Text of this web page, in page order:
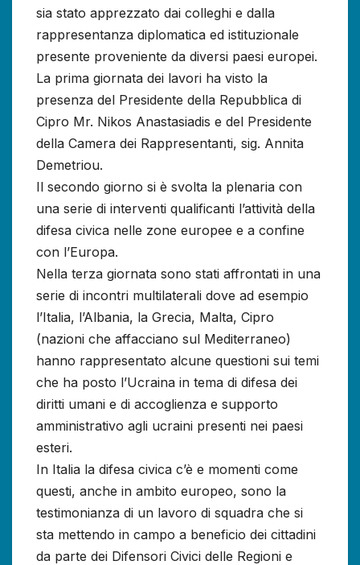
sia stato apprezzato dai colleghi e dalla
rappresentanza diplomatica ed istituzionale
presente proveniente da diversi paesi europei.
La prima giornata dei lavori ha visto la
presenza del Presidente della Repubblica di
Cipro Mr. Nikos Anastasiadis e del Presidente
della Camera dei Rappresentanti, sig. Annita
Demetriou.
Il secondo giorno si è svolta la plenaria con
una serie di interventi qualificanti l’attività della
difesa civica nelle zone europee e a confine
con l’Europa.
Nella terza giornata sono stati affrontati in una
serie di incontri multilaterali dove ad esempio
l’Italia, l’Albania, la Grecia, Malta, Cipro
(nazioni che affacciano sul Mediterraneo)
hanno rappresentato alcune questioni sui temi
che ha posto l’Ucraina in tema di difesa dei
diritti umani e di accoglienza e supporto
amministrativo agli ucraini presenti nei paesi
esteri.
In Italia la difesa civica c’è e momenti come
questi, anche in ambito europeo, sono la
testimonianza di un lavoro di squadra che si
sta mettendo in campo a beneficio dei cittadini
da parte dei Difensori Civici delle Regioni e